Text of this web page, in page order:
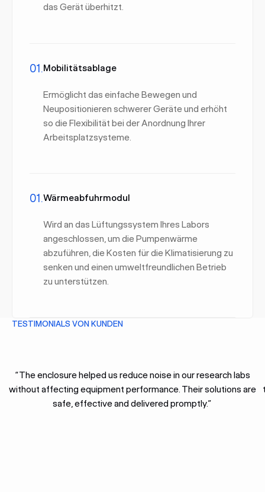
das Gerät überhitzt.
01.Mobilitätsablage
Ermöglicht das einfache Bewegen und
Neupositionieren schwerer Geräte und erhöht
so die Flexibilität bei der Anordnung Ihrer
Arbeitsplatzsysteme.
01.Wärmeabfuhrmodul
Wird an das Lüftungssystem Ihres Labors
angeschlossen, um die Pumpenwärme
abzuführen, die Kosten für die Klimatisierung zu
senken und einen umweltfreundlichen Betrieb
zu unterstützen.
TESTIMONIALS VON KUNDEN
“The enclosure helped us reduce noise in our research labs
without affecting equipment performance. Their solutions are
safe, effective and delivered promptly.”